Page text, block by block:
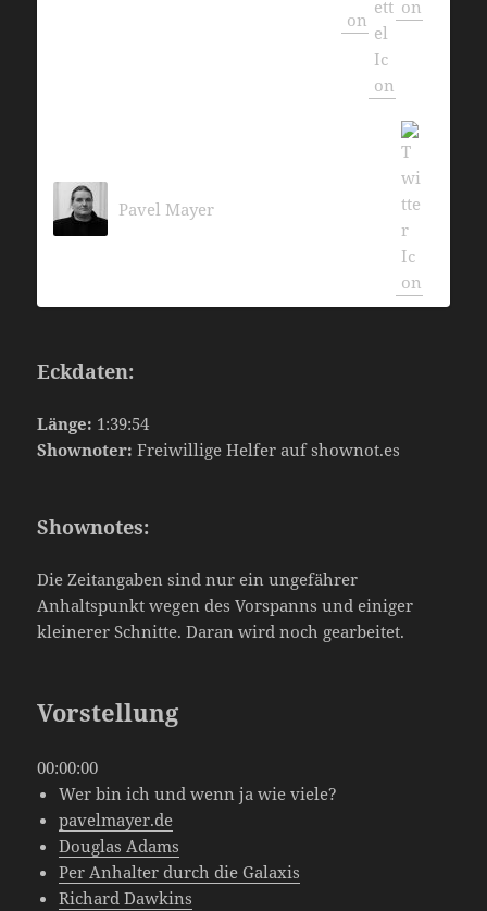
Pavel Mayer
Eckdaten:
Länge: 1:39:54
Shownoter:Freiwillige Helfer auf shownot.es
Shownotes:
Die Zeitangaben sind nur ein ungefährer
Anhaltspunkt wegen des Vorspanns und einiger
kleinerer Schnitte. Daran wird noch gearbeitet.
Vorstellung
00:00:00
Wer bin ich und wenn ja wie viele?
pavelmayer.de
Douglas Adams
Per Anhalter durch die Galaxis
Richard Dawkins